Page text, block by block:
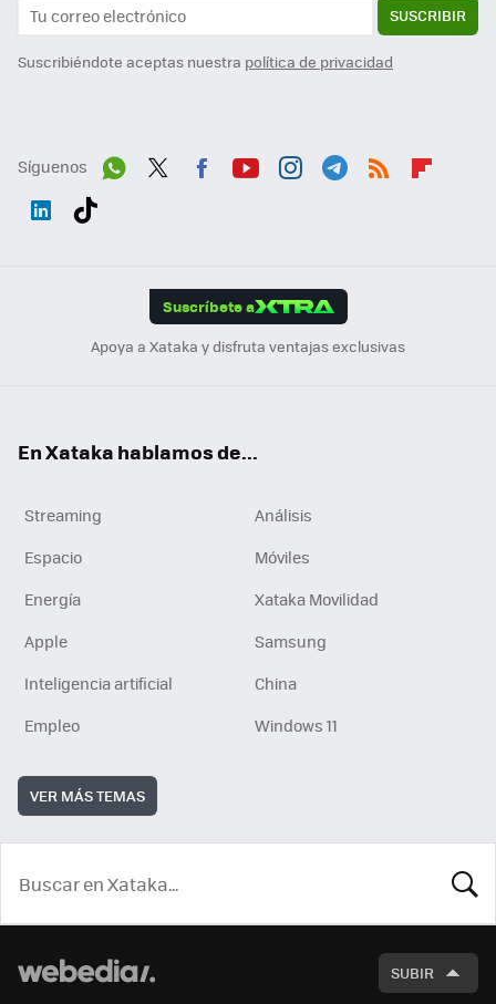
SUSCRIBIR
Suscribiéndote aceptas nuestra política de privacidad
Síguenos
Suscríbete a
Apoya a Xataka y disfruta ventajas exclusivas
En Xataka hablamos de...
Streaming
Análisis
Espacio
Móviles
Energía
Xataka Movilidad
Apple
Samsung
Inteligencia artificial
China
Empleo
Windows 11
VER MÁS TEMAS
SUBIR